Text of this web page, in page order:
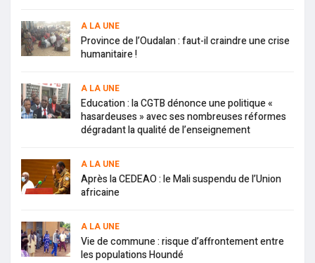
A LA UNE
Province de l’Oudalan : faut-il craindre une crise
humanitaire !
A LA UNE
Education : la CGTB dénonce une politique «
hasardeuses » avec ses nombreuses réformes
dégradant la qualité de l’enseignement
A LA UNE
Après la CEDEAO : le Mali suspendu de l’Union
africaine
A LA UNE
Vie de commune : risque d’affrontement entre
les populations Houndé